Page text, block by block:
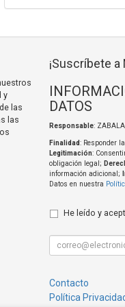
y
las
las
¡Suscríbete
DATOS
Responsable: ZABALA
Finalidad: Responder
Legitimación:
obligación legal;
información adicional;
Datos en nuestra
He leído y
Contacto
Política